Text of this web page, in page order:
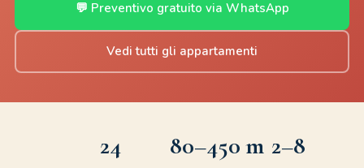
💬 Preventivo gratuito via WhatsApp
Vedi tutti gli appartamenti
24 80–450 m 2–8